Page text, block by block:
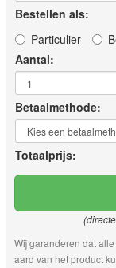
Bestellen als:
Particulier
Aantal:
Betaalmethode:
Totaalprijs:
Wij garanderen dat
aard van het product